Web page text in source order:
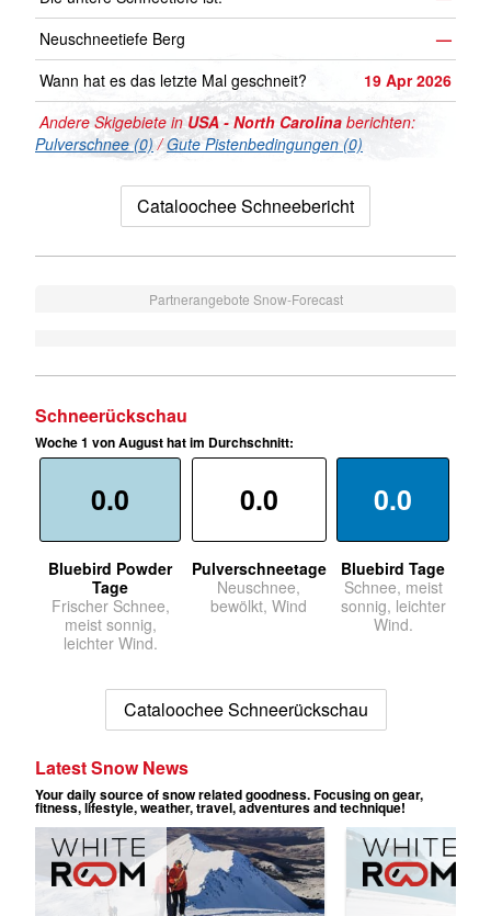
Neuschneetiefe Berg
—
Wann hat es das letzte Mal geschneit?
19 Apr 2026
Andere Skigebiete inUSA - North Carolina berichten:
Pulverschnee (0)/Gute Pistenbedingungen (0)
Cataloochee Schneebericht
Partnerangebote Snow-Forecast
Schneerückschau
Woche 1 von August hat im Durchschnitt:
0.0
Bluebird Powder
Tage
Frischer Schnee,
meist sonnig,
leichter Wind.
0.0
Pulverschneetage
Neuschnee,
bewölkt, Wind
0.0
Bluebird Tage
Schnee, meist
sonnig, leichter
Wind.
Cataloochee Schneerückschau